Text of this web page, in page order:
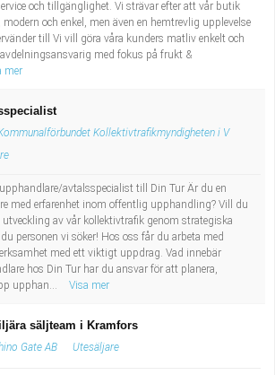
och tillgänglighet. Vi strävar efter att vår butik
och enkel, men även en hemtrevlig upplevelse
till Vi vill göra våra kunders matliv enkelt och
med fokus på frukt &
mer
Kollektivtrafikmyndigheten i V
avtalsspecialist till Din Tur Är du en
med erfarenhet inom offentlig upphandling? Vill du
av vår kollektivtrafik genom strategiska
personen vi söker! Hos oss får du arbeta med
med ett viktigt uppdrag. Vad innebär
hos Din Tur har du ansvar för att planera,
upphan...
Visa mer
säljteam i Kramfors
Gate AB Utesäljare